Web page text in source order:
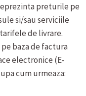
preturile pe
si/sau serviciile
de livrare.
baza de factura
electronice (E-
cum urmeaza: